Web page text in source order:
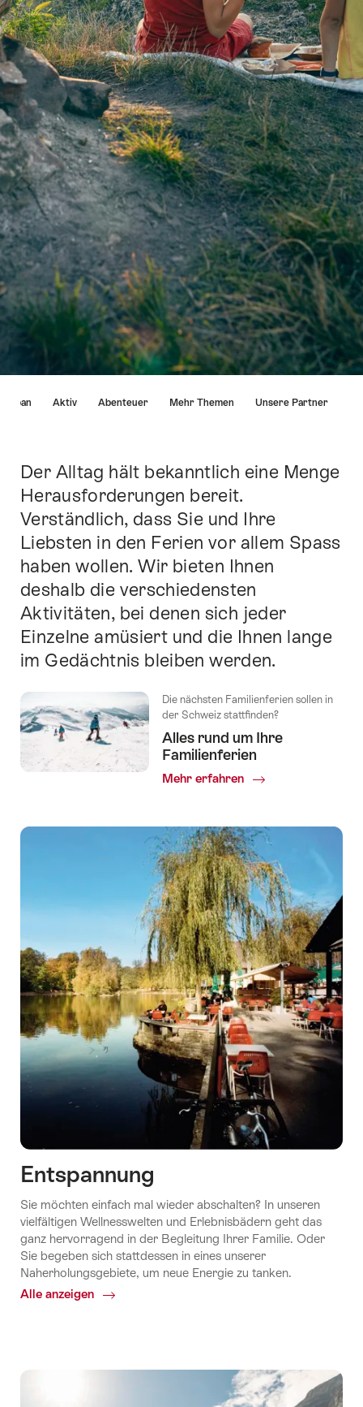
direkt
zu
Ankerpunkten
auf
dieser
führen.
Urban Aktiv Abenteuer Mehr Themen Unsere Partner
Einleitung
Der Alltag hält bekanntlich eine Menge
Herausforderungen bereit.
Verständlich, dass Sie und Ihre
Liebsten in den Ferien vor allem Spass
haben wollen. Wir bieten Ihnen
deshalb die verschiedensten
Aktivitäten, bei denen sich jeder
Einzelne amüsiert und die Ihnen lange
im Gedächtnis bleiben werden.
Die nächsten Familienferien sollen in
der Schweiz stattfinden?
Alles rund um Ihre
Familienferien
Mehr erfahren
Entspannung
Sie möchten einfach mal wieder abschalten? In unseren
vielfältigen Wellnesswelten und Erlebnisbädern geht das
ganz hervorragend in der Begleitung Ihrer Familie. Oder
Sie begeben sich stattdessen in eines unserer
Naherholungsgebiete, um neue Energie zu tanken.
Alle anzeigen
Common.Of